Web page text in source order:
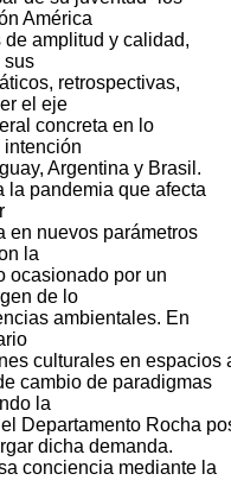
América
amplitud y calidad,
sus
retrospectivas,
el eje
concreta en lo
intención
Argentina y Brasil.
la pandemia que afecta
en nuevos parámetros
la
ocasionado por un
de lo
ambientales. En
culturales en espacios
cambio de paradigmas
la
el Departamento Rocha
dicha demanda.
conciencia mediante la